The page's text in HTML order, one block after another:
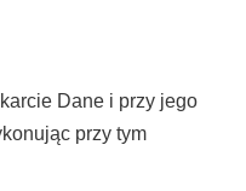
Dane i przy jego
przy tym